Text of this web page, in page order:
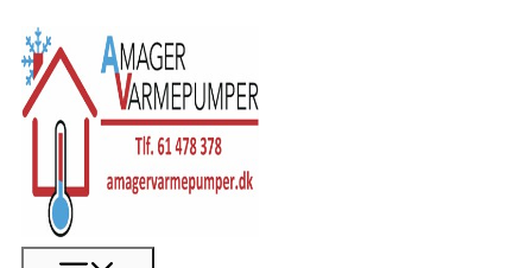
Hop
til
indhold